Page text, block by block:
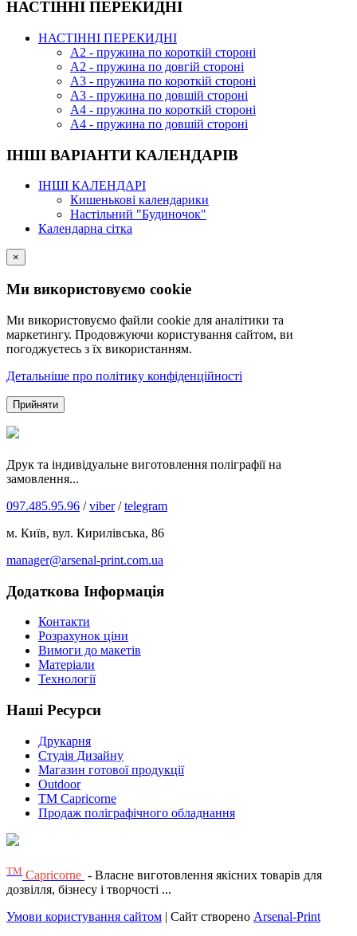
НАСТІННІ ПЕРЕКИДНІ
НАСТІННІ ПЕРЕКИДНІ
А2 - пружина по короткій стороні
А2 - пружина по довгій стороні
А3 - пружина по короткій стороні
А3 - пружина по довшій стороні
А4 - пружина по короткій стороні
А4 - пружина по довшій стороні
ІНШІ ВАРІАНТИ КАЛЕНДАРІВ
ІНШІ КАЛЕНДАРІ
Кишенькові календарики
Настільний "Будиночок"
Календарна сітка
×
Ми використовуємо cookie
Ми використовуємо файли cookie для аналітики та
маркетингу. Продовжуючи користування сайтом, ви
погоджуєтесь з їх використанням.
Детальніше про політику конфіденційності
Прийняти
Друк та індивідуальне виготовлення поліграфії на
замовлення...
097.485.95.96 /viber/telegram
м. Київ, вул. Кирилівська, 86
manager@arsenal-print.com.ua
Додаткова Інформація
Контакти
Розрахунок ціни
Вимоги до макетів
Матеріали
Технології
Наші Ресурси
Друкарня
Студія Дизайну
Магазин готової продукції
Outdoor
TM Capricorne
Продаж поліграфічного обладнання
ТМ Capricorne - Власне виготовлення якісних товарів для
дозвілля, бізнесу і творчості ...
Умови користування сайтом | Сайт створено Arsenal-Print